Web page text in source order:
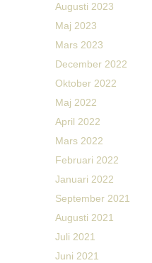
Augusti 2023
Maj 2023
Mars 2023
December 2022
Oktober 2022
Maj 2022
April 2022
Mars 2022
Februari 2022
Januari 2022
September 2021
Augusti 2021
Juli 2021
Juni 2021